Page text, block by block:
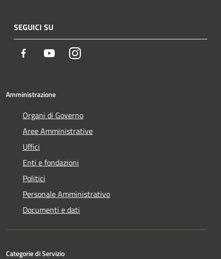
SEGUICI SU
Facebook YoutubeInstagram
Amministrazione
Organi di Governo
Aree Amministrative
Uffici
Enti e fondazioni
Politici
Personale Amministrativo
Documenti e dati
Categorie di Servizio